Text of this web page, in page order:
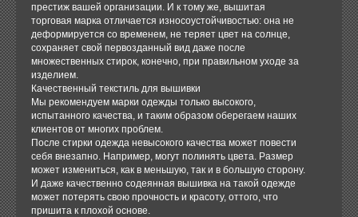
престиж вашей организации. И к тому же, вышитая
торговая марка отличается износоустойчивостью: она не
деформируется со временем, не теряет цвет на солнце,
сохраняет свой первозданный вид даже после
множественных стирок, конечно, при правильном уходе за
изделием.
Качественный текстиль для вышивки
Мы рекомендуем марки одежды только высокого,
испытанного качества, и таким образом оберегаем наших
клиентов от многих проблем.
После стирки одежда невысокого качества может повести
себя внезапно. Например, могут полинять цвета. Размер
может измениться, как в меньшую, так и в большую сторону.
И даже качественно содеянная вышивка на такой одежде
может потерять свою прочность и красоту, оттого, что
пришита к плохой основе.